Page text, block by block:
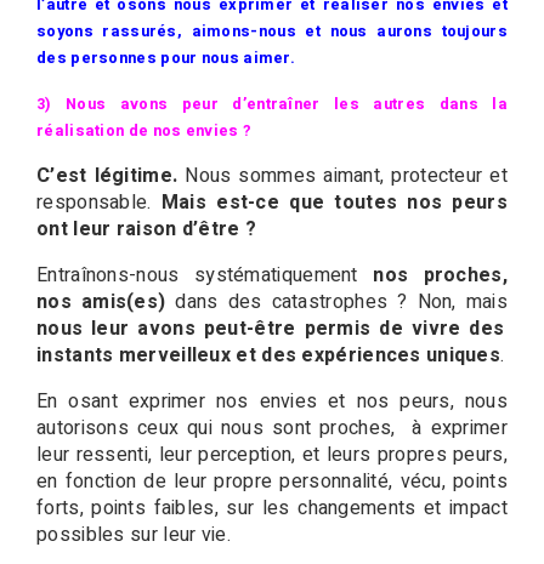
l’autre et osons nous exprimer et réaliser nos envies et
soyons rassurés, aimons-nous et nous aurons toujours
des personnes pour nous aimer.
3) Nous avons peur d’entraîner les autres dans la
réalisation de nos envies ?
C’est légitime. Nous sommes aimant, protecteur et
responsable. Mais est-ce que toutes nos peurs
ont leur raison d’être ?
Entraînons-nous systématiquement nos proches,
nos amis(es) dans des catastrophes ? Non, mais
nous leur avons peut-être permis de vivre des
instants merveilleux et des expériences uniques.
En osant exprimer nos envies et nos peurs, nous
autorisons ceux qui nous sont proches, à exprimer
leur ressenti, leur perception, et leurs propres peurs,
en fonction de leur propre personnalité, vécu, points
forts, points faibles, sur les changements et impact
possibles sur leur vie.